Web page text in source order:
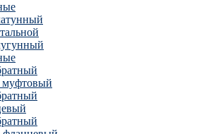
муфтовый